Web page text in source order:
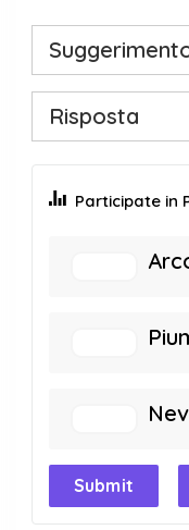
Risposta
Participate in
Submit